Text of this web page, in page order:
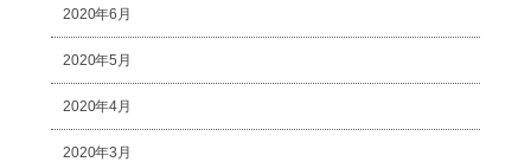
2020年6月
2020年5月
2020年4月
2020年3月